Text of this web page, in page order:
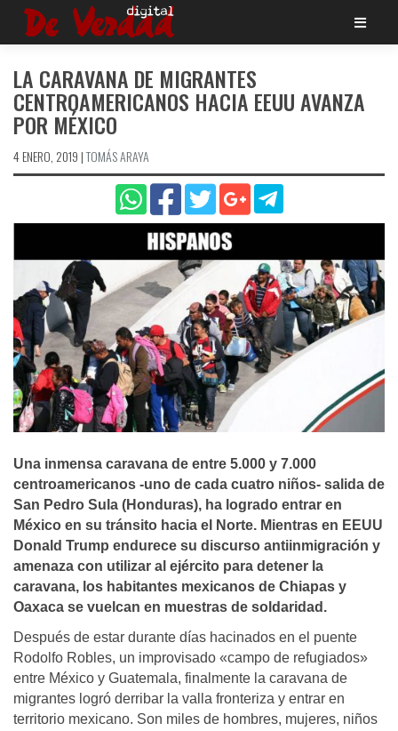
Saltar
LA CARAVANA DE MIGRANTES
CENTROAMERICANOS HACIA EEUU AVANZA
POR MÉXICO
4 ENERO, 2019 |TOMÁS ARAYA
Una inmensa caravana de entre 5.000 y 7.000
centroamericanos -uno de cada cuatro niños- salida de
San Pedro Sula (Honduras), ha logrado entrar en
México en su tránsito hacia el Norte. Mientras en EEUU
Donald Trump endurece su discurso antiinmigración y
amenaza con utilizar al ejército para detener la
caravana, los habitantes mexicanos de Chiapas y
Oaxaca se vuelcan en muestras de soldaridad.
Después de estar durante días hacinados en el puente
Rodolfo Robles, un improvisado «campo de refugiados»
entre México y Guatemala, finalmente la caravana de
migrantes logró derribar la valla fronteriza y entrar en
territorio mexicano. Son miles de hombres, mujeres, niños